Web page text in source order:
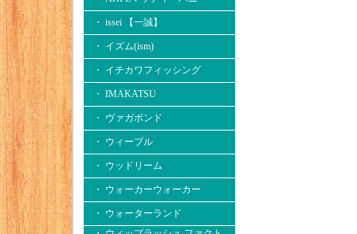
・ issei 【一誠】
・ イズム(ism)
・ イチカワフィッシング
・ IMAKATSU
・ ヴァガボンド
・ ウィーブル
・ ウッドリーム
・ ウォーカーウォーカー
・ ウォーターランド